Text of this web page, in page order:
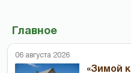
Главное
06 августа 2026
«Зимой